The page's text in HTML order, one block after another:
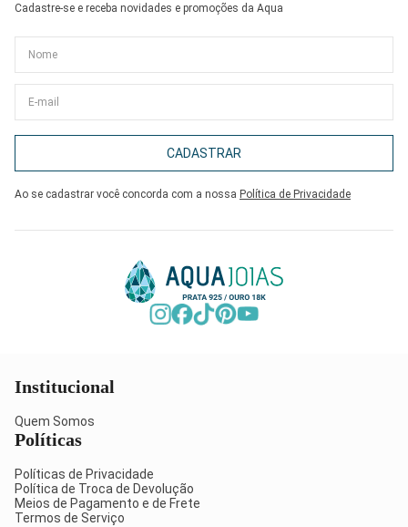
Cadastre-se e receba novidades e promoções da Aqua
CADASTRAR
Ao se cadastrar você concorda com a nossa Política de Privacidade
Institucional
Quem Somos
Políticas
Políticas de Privacidade
Política de Troca de Devolução
Meios de Pagamento e de Frete
Termos de Serviço